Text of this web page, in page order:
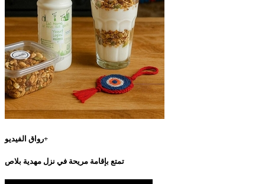
رواق الفيديو+
تمتع بإقامة مريحة في نزل مهدية بلاص